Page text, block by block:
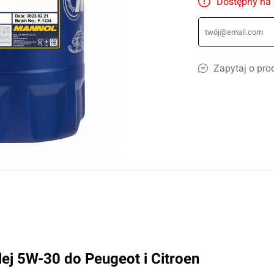
ciężarowych
rolniczych
Ścierki, gąbki, akcesoria
Szampony i preparaty do mycia
Opryskiwacze
Zapytaj o
5W-30 do Peugeot i Citroen